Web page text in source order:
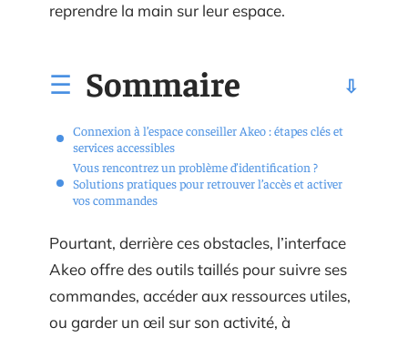
reprendre la main sur leur espace.
Sommaire
Connexion à l’espace conseiller Akeo : étapes clés et
services accessibles
Vous rencontrez un problème d’identification ?
Solutions pratiques pour retrouver l’accès et activer
vos commandes
Pourtant, derrière ces obstacles, l’interface
Akeo offre des outils taillés pour suivre ses
commandes, accéder aux ressources utiles,
ou garder un œil sur son activité, à